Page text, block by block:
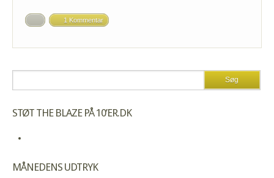
1 Kommentar
STØT THE BLAZE PÅ 10’ER.DK
MÅNEDENS UDTRYK